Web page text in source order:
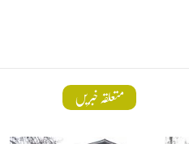
متعلقہ خبریں